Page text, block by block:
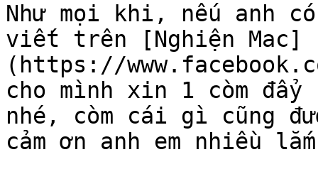
Như mọi khi, nếu anh
viết trên [Nghiện Mac]
(https://
cho mình xin 1 còm
nhé, còm cái gì cũng
cảm ơn anh em nhiều